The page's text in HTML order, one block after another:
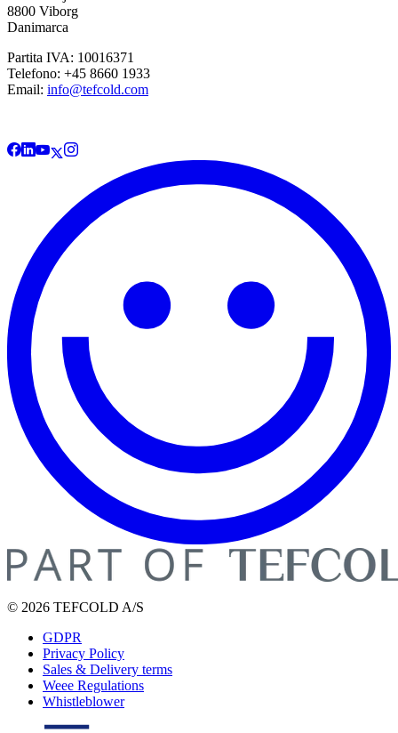
8800 Viborg
Danimarca
Partita IVA: 10016371
Telefono: +45 8660 1933
Email: info@tefcold.com
© 2026 TEFCOLD A/S
GDPR
Privacy Policy
Sales & Delivery terms
Weee Regulations
Whistleblower